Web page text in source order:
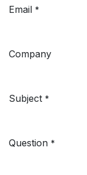
Email *
Company
Subject *
Question *